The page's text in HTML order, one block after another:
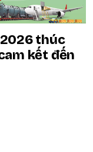
thúc
kết đến